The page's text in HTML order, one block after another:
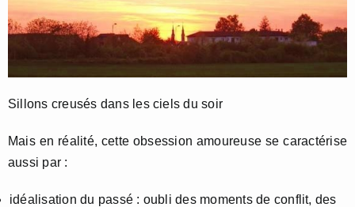
Sillons creusés dans les ciels du soir
Mais en réalité, cette obsession amoureuse se caractérise
aussi par :
idéalisation du passé : oubli des moments de conflit, des